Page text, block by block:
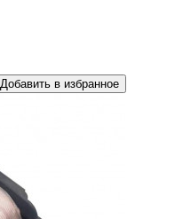
Добавить в избранное